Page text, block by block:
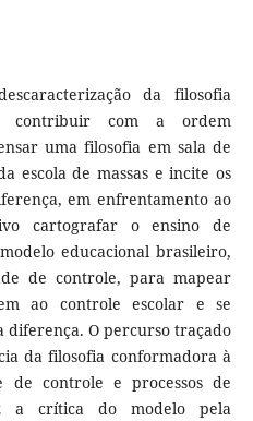
da filosofia
contribuir com a ordem
uma filosofia em sala de
escola de massas e incite os
em enfrentamento ao
cartografar o ensino de
educacional brasileiro,
de controle, para mapear
ao controle escolar e se
O percurso traçado
da filosofia conformadora à
de controle e processos de
a crítica do modelo pela